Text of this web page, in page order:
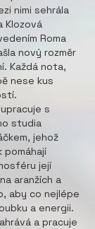
nimi sehrála
Klozová
Roma
nový rozměr
Každá nota,
nese kus
s
studia
jehož
pomáhají
její
aranžích a
aby co nejlépe
a energii.
a pracuje